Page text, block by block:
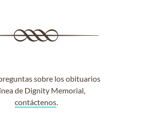
sobre los obituarios
de Dignity Memorial,
contáctenos.